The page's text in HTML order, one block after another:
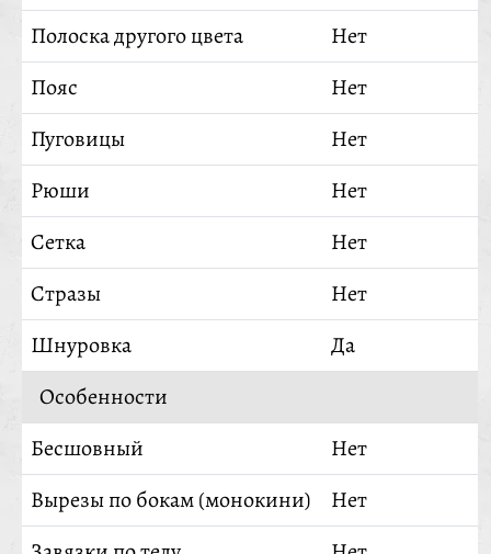
Полоска другого цвета
Нет
Пояс
Нет
Пуговицы
Нет
Рюши
Нет
Сетка
Нет
Стразы
Нет
Шнуровка
Да
Особенности
Бесшовный
Нет
Вырезы по бокам (монокини)
Нет